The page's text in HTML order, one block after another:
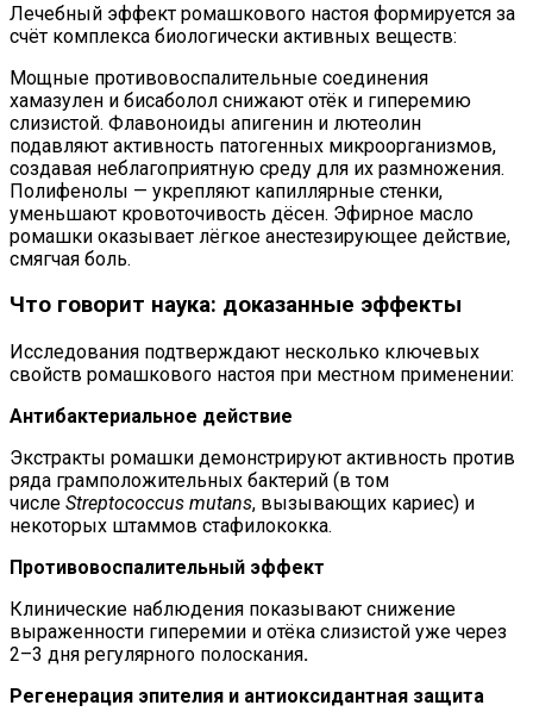
Лечебный эффект ромашкового настоя формируется за
счёт комплекса биологически активных веществ:
Мощные противовоспалительные соединения
хамазулен и бисаболол снижают отёк и гиперемию
слизистой. Флавоноиды апигенин и лютеолин
подавляют активность патогенных микроорганизмов,
создавая неблагоприятную среду для их размножения.
Полифенолы — укрепляют капиллярные стенки,
уменьшают кровоточивость дёсен. Эфирное масло
ромашки оказывает лёгкое анестезирующее действие,
смягчая боль.
Что говорит наука: доказанные эффекты
Исследования подтверждают несколько ключевых
свойств ромашкового настоя при местном применении:
Антибактериальное действие
Экстракты ромашки демонстрируют активность против
ряда грамположительных бактерий (в том
числе Streptococcus mutans, вызывающих кариес) и
некоторых штаммов стафилококка.
Противовоспалительный эффект
Клинические наблюдения показывают снижение
выраженности гиперемии и отёка слизистой уже через
2–3 дня регулярного полоскания.
Регенерация эпителия и антиоксидантная защита